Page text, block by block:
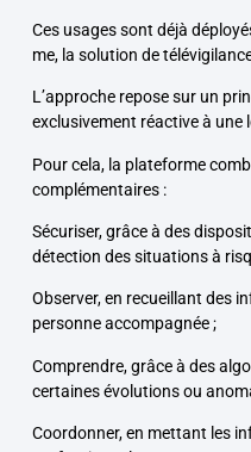
Ces usages sont déjà
me, la solution de
L’approche repose sur un
exclusivement réactive à une
Pour cela, la plateforme
complémentaires :
Sécuriser, grâce à des
détection des situations à
Observer, en recueillant des
personne accompagnée ;
Comprendre, grâce à des
certaines évolutions ou
Coordonner, en mettant les